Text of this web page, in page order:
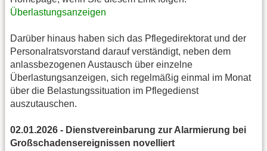
Überlastungsanzeigen
Darüber hinaus haben sich das Pflegedirektorat und der
Personalratsvorstand darauf verständigt, neben dem
anlassbezogenen Austausch über einzelne
Überlastungsanzeigen, sich regelmäßig einmal im Monat
über die Belastungssituation im Pflegedienst
auszutauschen.
02.01.2026 - Dienstvereinbarung zur Alarmierung bei
Großschadensereignissen novelliert